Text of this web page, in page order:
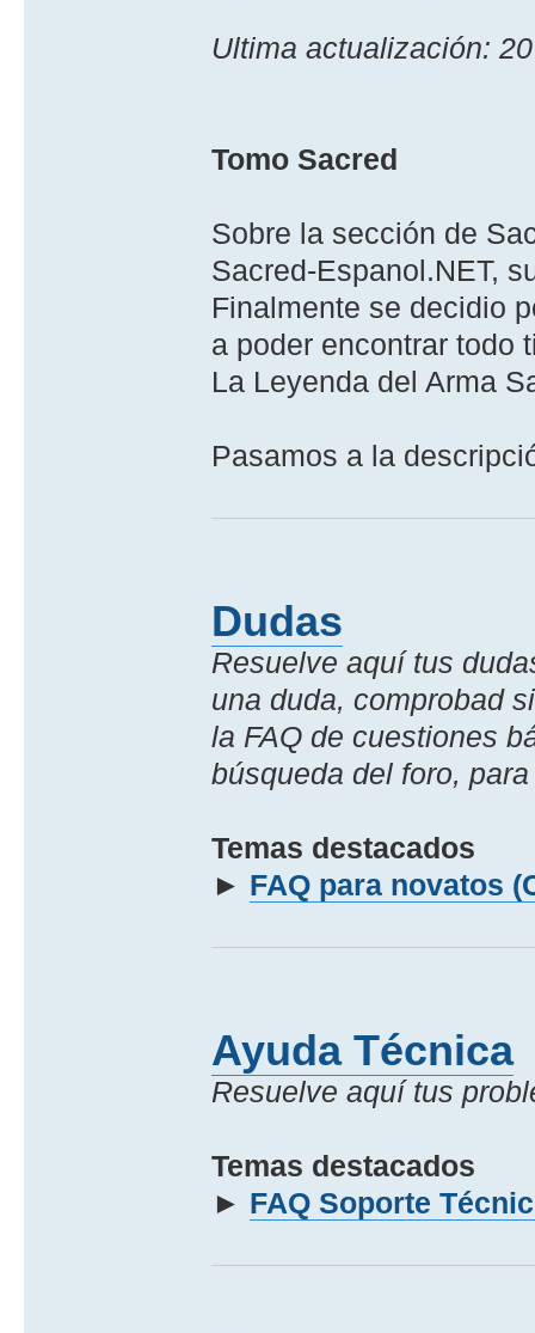
Ultima actualización:
Tomo Sacred
Sobre la sección de
Sacred-Espanol.NET,
Finalmente se decidio
a poder encontrar todo
La Leyenda del Arma
Pasamos a la
Dudas
Resuelve aquí­ tus
una duda, comprobad
la FAQ de cuestiones
búsqueda del foro,
Temas destacados
► FAQ para novatos
Ayuda Técnica
Resuelve aquí­ tus
Temas destacados
► FAQ Soporte